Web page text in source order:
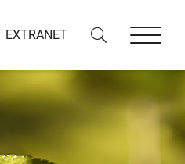
EXTRANET